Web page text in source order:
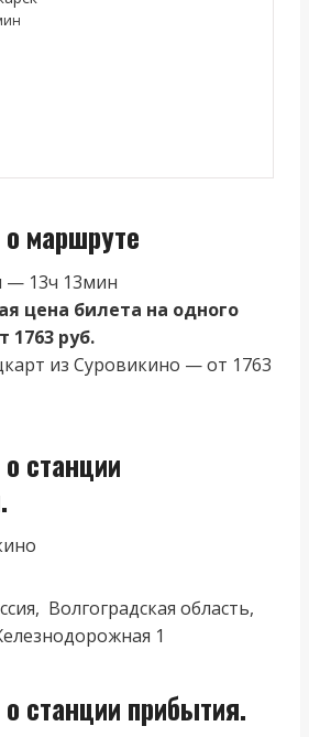
маршруте
— 13ч 13мин
цена билета на одного
1763 руб.
из Суровикино — от 1763
станции
Волгоградская область,
1
станции прибытия.